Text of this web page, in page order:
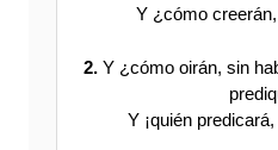
Y ¿cómo
2.Y ¿cómo oirán, sin
Y ¡quién